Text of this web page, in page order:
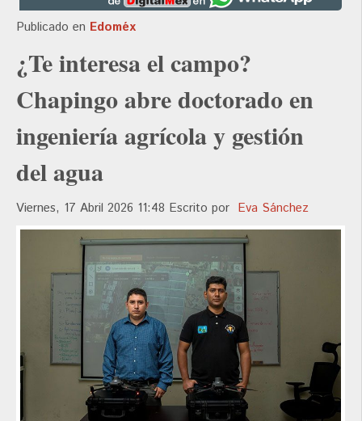
Publicado en Edoméx
¿Te interesa el campo?
Chapingo abre doctorado en
ingeniería agrícola y gestión
del agua
Viernes, 17 Abril 2026 11:48 Escrito por Eva Sánchez